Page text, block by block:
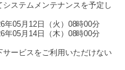
ステムメンテナンスを予定し
年05月12日（火）08時00分
年05月14日（木）08時00分
ービスをご利用いただけない